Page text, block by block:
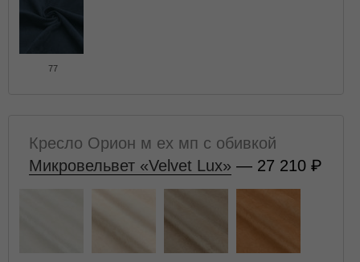
77
Кресло Орион м ех мп с обивкой
Микровельвет «Velvet Lux» — 27 210